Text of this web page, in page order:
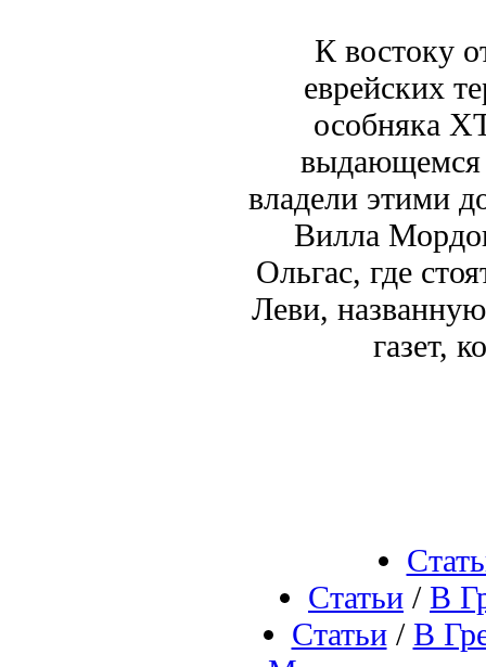
К востоку
еврейских
особняка
выдающемся
владели этими
Вилла
Ольгас, где
Леви,
газет,
Статьи / В
Статьи/ В